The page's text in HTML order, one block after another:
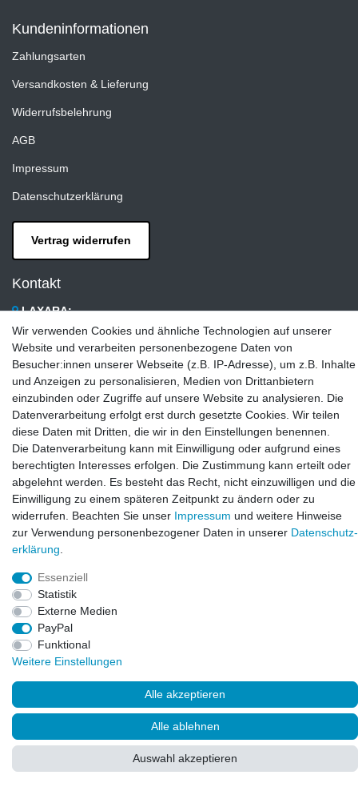
Kundeninformationen
Zahlungsarten
Versandkosten & Lieferung
Widerrufsbelehrung
AGB
Impressum
Datenschutzerklärung
Vertrag widerrufen
Kontakt
LAXARA:
Zeppelinstraße 4, 89604 Allmendingen, Deutschland
E-mail:
info@laxara.de
E-mail:
info@bluewater-armaturen.de
Öffnungszeiten:
Mo - Fr 10:00 - 12:00 Uhr
Mo - Fr 13:00 - 15:00 Uhr
© Copyright 2026. LAXARA
Wir verwenden Cookies und ähnliche Technologien auf unserer
Website und verarbeiten personenbezogene Daten von
Besucher:innen unserer Webseite (z.B. IP-Adresse), um z.B. Inhalte
und Anzeigen zu personalisieren, Medien von Drittanbietern
einzubinden oder Zugriffe auf unsere Website zu analysieren. Die
Datenverarbeitung erfolgt erst durch gesetzte Cookies. Wir teilen
diese Daten mit Dritten, die wir in den Einstellungen benennen.
Die Datenverarbeitung kann mit Einwilligung oder aufgrund eines
berechtigten Interesses erfolgen. Die Zustimmung kann erteilt oder
abgelehnt werden. Es besteht das Recht, nicht einzuwilligen und die
Einwilligung zu einem späteren Zeitpunkt zu ändern oder zu
widerrufen. Beachten Sie unser Impressum und weitere Hinweise
zur Verwendung personenbezogener Daten in unserer Daten­schutz­
erklärung
Essenziell
Statistik
Externe Medien
PayPal
Funktional
Weitere Einstellungen
Alle akzeptieren
Alle ablehnen
Auswahl akzeptieren